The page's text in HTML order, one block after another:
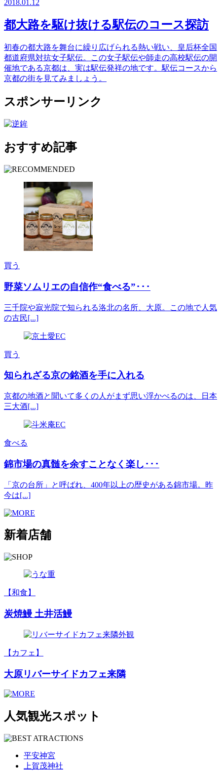
2018.01.12
都大路を駆け抜ける駅伝のコース探訪
初春の都大路を舞台に繰り広げられる熱い戦い、皇后杯全国
都道府県対抗女子駅伝。この女子駅伝や師走の高校駅伝の開
催地である京都は、実は駅伝発祥の地です。駅伝コースから
京都の街を見てみましょう。
スポンサーリンク
おすすめ記事
買う
野菜ソムリエの自信作“食べる”･･･
三千院や寂光院で知られる洛北の名所、大原。この地で人気
の古民[...]
買う
知られざる京の銘酒を手に入れる
京都の地酒と聞いて多くの人がまず思い浮かべるのは、日本
三大酒[...]
食べる
錦市場の真髄を余すことなく楽し･･･
「京の台所」と呼ばれ、400年以上の歴史がある錦市場。昨
今は[...]
新着店舗
【和食】
炭焼鰻 土井活鰻
【カフェ】
大原リバーサイドカフェ来隣
人気観光スポット
平安神宮
上賀茂神社